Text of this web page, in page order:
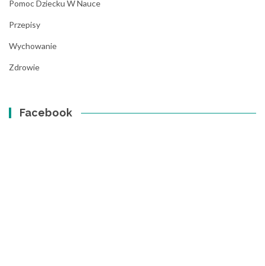
Pomoc Dziecku W Nauce
Przepisy
Wychowanie
Zdrowie
Facebook